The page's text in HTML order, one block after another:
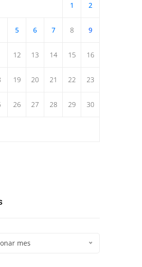
1 2
5 6 7 8 9
12 13 14 15 16
19 20 21 22 23
26 27 28 29 30
mes